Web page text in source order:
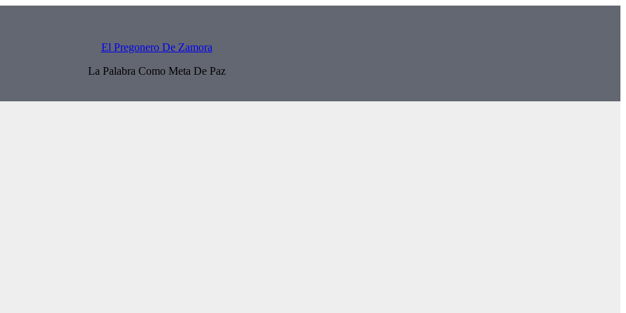
El Pregonero De Zamora
La Palabra Como Meta De Paz